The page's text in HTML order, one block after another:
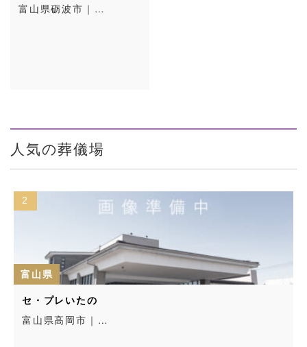
富山県砺波市｜…
人気の葬儀場
2
富山県
セ・プレいたの
富山県高岡市｜…